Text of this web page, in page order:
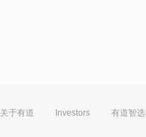
关于有道 Investors 有道智选